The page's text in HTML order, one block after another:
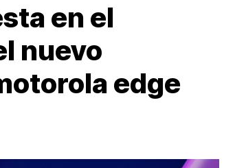
en el
nuevo
edge